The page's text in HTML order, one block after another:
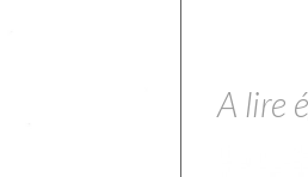
A lire